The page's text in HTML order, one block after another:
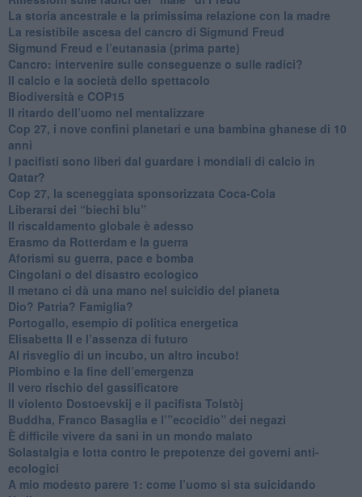
​La storia ancestrale e la primissima relazione con la madre
​La resistibile ascesa del cancro di Sigmund Freud
Sigmund Freud e l’eutanasia (prima parte)
Cancro: intervenire sulle conseguenze o sulle radici?
​Il calcio e la società dello spettacolo
Biodiversità e COP15
​Il ritardo dell’uomo nel mentalizzare
​Cop 27, i nove confini planetari e una bambina ghanese di 10
anni
​I pacifisti sono liberi dal guardare i mondiali di calcio in
Qatar?
​Cop 27, la sceneggiata sponsorizzata Coca-Cola
​Liberarsi dei “biechi blu”
Il riscaldamento globale è adesso
​Erasmo da Rotterdam e la guerra
​Aforismi su guerra, pace e bomba
Cingolani o del disastro ecologico
​Il metano ci dà una mano nel suicidio del pianeta
​Dio? Patria? Famiglia?
Portogallo, esempio di politica energetica
​Elisabetta II e l’assenza di futuro
Al risveglio di un incubo, un altro incubo!
​Piombino e la fine dell’emergenza
​Il vero rischio del gassificatore
​Il violento Dostoevskij e il pacifista Tolstòj
​Buddha, Franco Basaglia e l’”ecocidio” dei negazi
​È difficile vivere da sani in un mondo malato
Solastalgia e lotta contro le prepotenze dei governi anti-
ecologici
​A mio modesto parere 1: come l’uomo si sta suicidando